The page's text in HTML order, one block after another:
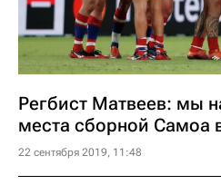
Регбист Матвеев: мы
места сборной Самоа
22 сентября 2019, 11:48